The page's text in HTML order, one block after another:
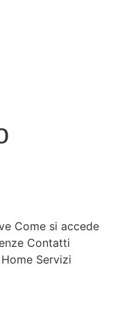
Come si accede
Contatti
Servizi